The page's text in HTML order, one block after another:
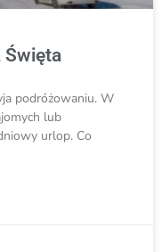
Święta
podróżowaniu. W
lub
urlop. Co